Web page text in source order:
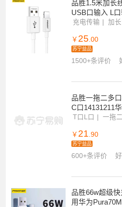
品胜1.5米加长
USB口输入 L
充电传输 加
￥ 25.00
苏宁益品
1500+条评价
品胜一拖二多
C口14131211
充电线1米
T口L口 一拖二
￥ 21 .90
苏宁益品
600+条评价
品胜66w超级
用华为